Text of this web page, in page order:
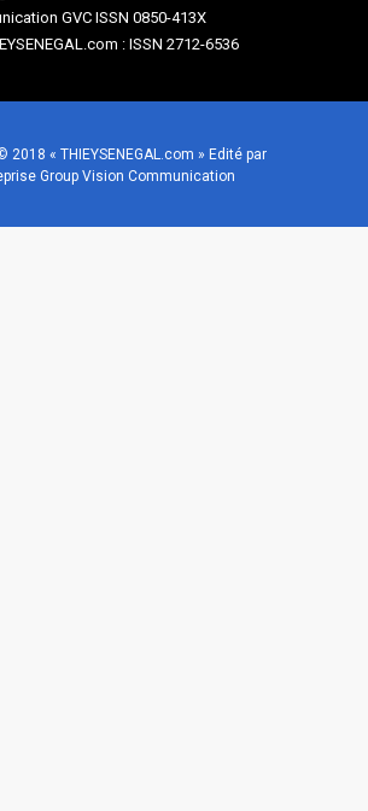
GVC ISSN 0850-413X
: ISSN 2712-6536
2018 « THIEYSENEGAL.com » Edité par
Group Vision Communication